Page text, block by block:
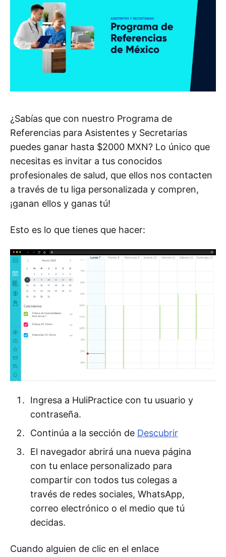
¿Sabías que con nuestro Programa de
Referencias para Asistentes y Secretarias
puedes ganar hasta $2000 MXN? Lo único que
necesitas es invitar a tus conocidos
profesionales de salud, que ellos nos contacten
a través de tu liga personalizada y compren,
¡ganan ellos y ganas tú!
Esto es lo que tienes que hacer:
Ingresa a HuliPractice con tu usuario y
contraseña.
Continúa a la sección de Descubrir
El navegador abrirá una nueva página
con tu enlace personalizado para
compartir con todos tus colegas a
través de redes sociales, WhatsApp,
correo electrónico o el medio que tú
decidas.
Cuando alguien de clic en el enlace